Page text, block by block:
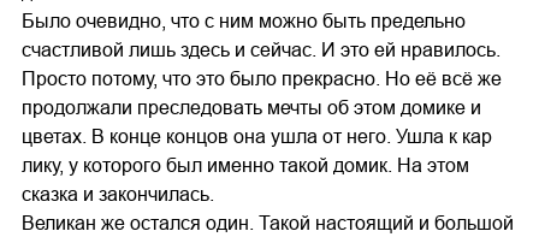
Было очевидно, что с ним можно быть предельно
счастливой лишь здесь и сейчас. И это ей нравилось.
Просто потому, что это было прекрасно. Но её всё же
продолжали преследовать мечты об этом домике и
цветах. В конце концов она ушла от него. Ушла к кар
лику, у которого был именно такой домик. На этом
сказка и закончилась.
Великан же остался один. Такой настоящий и большой